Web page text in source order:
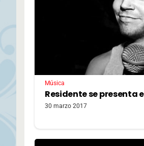
Música
Residente se presenta
30 marzo 2017